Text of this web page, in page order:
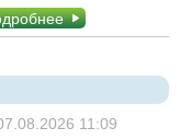
11:09